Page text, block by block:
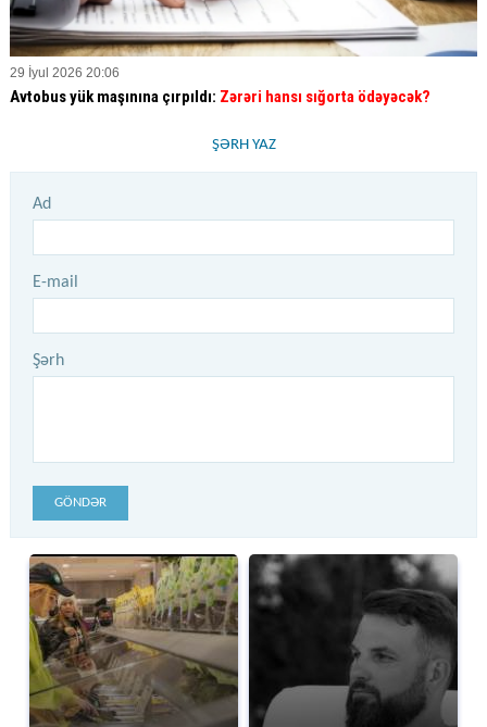
29 İyul 2026 20:06
Avtobus yük maşınına çırpıldı: Zərəri hansı sığorta ödəyəcək?
ŞƏRH YAZ
Ad
E-mail
Şərh
GÖNDƏR